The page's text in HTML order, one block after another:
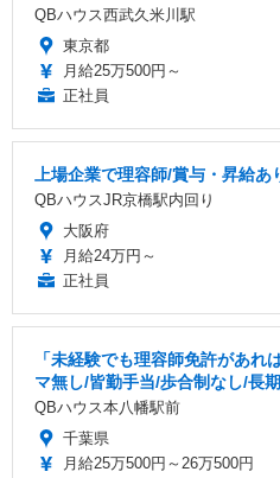
QBハウス西武久米川駅
東京都
月給25万500円～
正社員
上場企業で理容師/賞与・昇給あ
QBハウスJR京橋駅内回り
大阪府
月給24万円～
正社員
「未経験でも理容師免許があ
マ無し/皆勤手当/歩合制なし/長
QBハウス本八幡駅前
千葉県
月給25万500円～26万500円